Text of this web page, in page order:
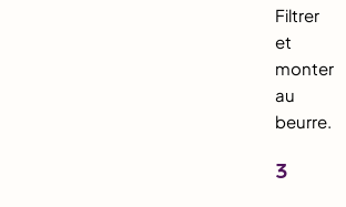
Filtrer
et
monter
au
beurre.
3